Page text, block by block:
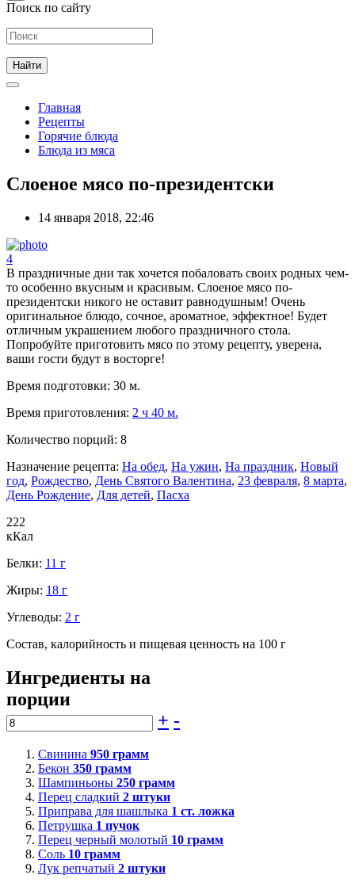
Поиск по сайту
Главная
Рецепты
Горячие блюда
Блюда из мяса
Слоеное мясо по-президентски
14 января 2018, 22:46
4
В праздничные дни так хочется побаловать своих родных чем-
то особенно вкусным и красивым. Слоеное мясо по-
президентски никого не оставит равнодушным! Очень
оригинальное блюдо, сочное, ароматное, эффектное! Будет
отличным украшением любого праздничного стола.
Попробуйте приготовить мясо по этому рецепту, уверена,
ваши гости будут в восторге!
Время подготовки: 30 м.
Время приготовления: 2 ч 40 м.
Количество порций: 8
Назначение рецепта: На обед, На ужин, На праздник, Новый
год, Рождество, День Святого Валентина, 23 февраля, 8 марта,
День Рождение, Для детей, Пасха
222
кКал
Белки: 11 г
Жиры: 18 г
Углеводы: 2 г
Состав, калорийность и пищевая ценность на 100 г
Ингредиенты на
порции
+ -
Свинина 950 грамм
Бекон 350 грамм
Шампиньоны 250 грамм
Перец сладкий 2 штуки
Приправа для шашлыка 1 ст. ложка
Петрушка 1 пучок
Перец черный молотый 10 грамм
Соль 10 грамм
Лук репчатый 2 штуки